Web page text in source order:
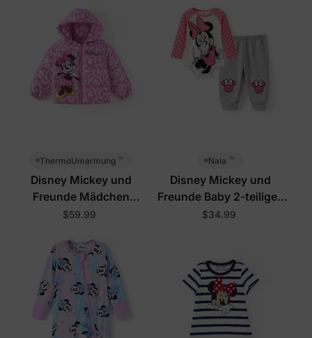
ThermoUmarmung ™
Disney Mickey und
Freunde Mädchen
Kleinkind/Kind
$59.99
Naia ™
Disney Mickey und
Freunde Baby 2-teiliges
Set Rosarot
$34.99